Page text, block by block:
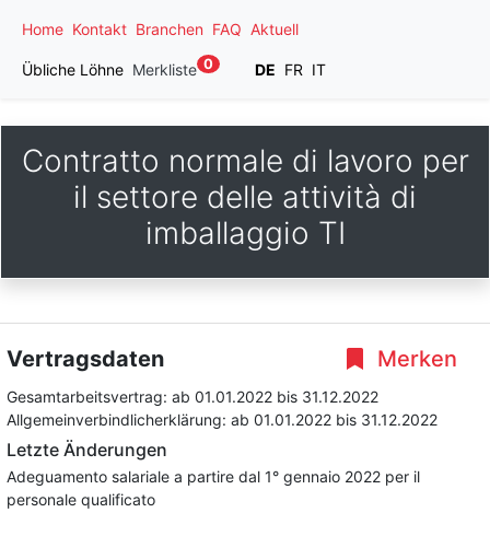
Home Kontakt Branchen FAQ Aktuell
Übliche Löhne Merkliste 0 DE FR IT
Contratto normale di lavoro per
il settore delle attività di
imballaggio TI
Merken
Vertragsdaten
Gesamtarbeitsvertrag: ab 01.01.2022 bis 31.12.2022
Allgemeinverbindlicherklärung: ab 01.01.2022 bis 31.12.2022
Letzte Änderungen
Adeguamento salariale a partire dal 1° gennaio 2022 per il
personale qualificato